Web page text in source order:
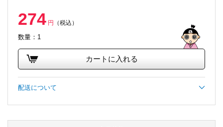
274 円 （税込）
数量：1
カートに入れる
配送について